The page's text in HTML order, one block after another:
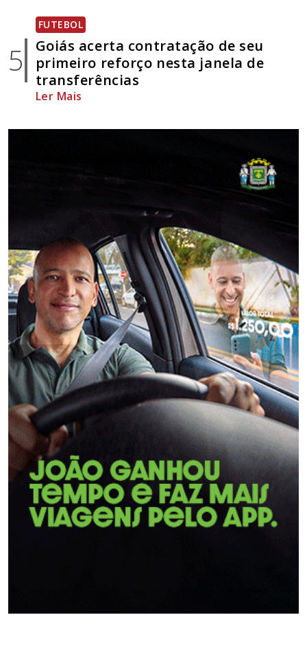
5
FUTEBOL
Goiás acerta contratação de seu
primeiro reforço nesta janela de
transferências
Ler Mais